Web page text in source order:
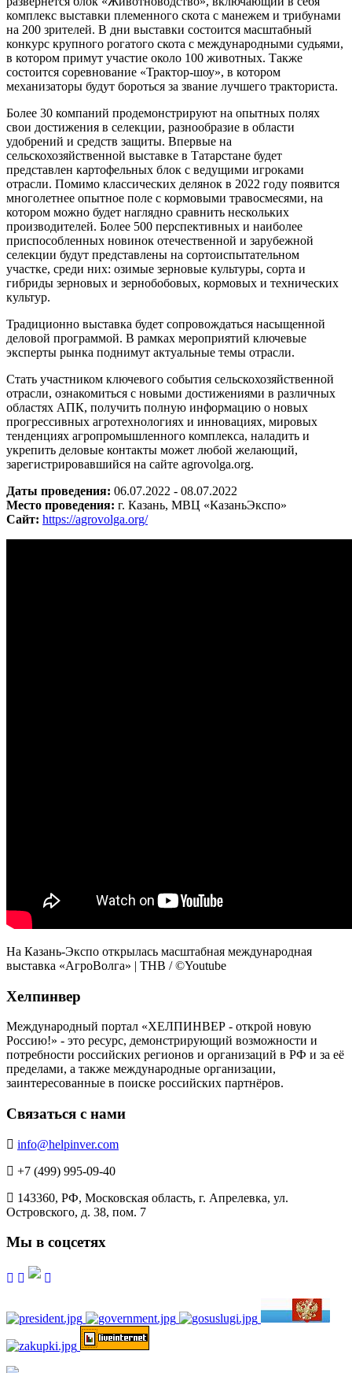
комплекс выставки племенного скота с манежем и трибунами
на 200 зрителей. В дни выставки состоится масштабный
конкурс крупного рогатого скота с международными судьями,
в котором примут участие около 100 животных. Также
состоится соревнование «Трактор-шоу», в котором
механизаторы будут бороться за звание лучшего тракториста.
Более 30 компаний продемонстрируют на опытных полях
свои достижения в селекции, разнообразие в области
удобрений и средств защиты. Впервые на
сельскохозяйственной выставке в Татарстане будет
представлен картофельных блок с ведущими игроками
отрасли. Помимо классических делянок в 2022 году появится
многолетнее опытное поле с кормовыми травосмесями, на
котором можно будет наглядно сравнить нескольких
производителей. Более 500 перспективных и наиболее
приспособленных новинок отечественной и зарубежной
селекции будут представлены на сортоиспытательном
участке, среди них: озимые зерновые культуры, сорта и
гибриды зерновых и зернобобовых, кормовых и технических
культур.
Традиционно выставка будет сопровождаться насыщенной
деловой программой. В рамках мероприятий ключевые
эксперты рынка поднимут актуальные темы отрасли.
Стать участником ключевого события сельскохозяйственной
отрасли, ознакомиться с новыми достижениями в различных
областях АПК, получить полную информацию о новых
прогрессивных агротехнологиях и инновациях, мировых
тенденциях агропромышленного комплекса, наладить и
укрепить деловые контакты может любой желающий,
зарегистрировавшийся на сайте agrovolga.org.
Даты проведения: 06.07.2022 - 08.07.2022
Место проведения: г. Казань, МВЦ «КазаньЭкспо»
Сайт: https://agrovolga.org/
На Казань-Экспо открылась масштабная международная
выставка «АгроВолга» | ТНВ / ©Youtube
Хелпинвер
Международный портал «ХЕЛПИНВЕР - открой новую
Россию!» - это ресурс, демонстрирующий возможности и
потребности российских регионов и организаций в РФ и за её
пределами, а также международные организации,
заинтересованные в поиске российских партнёров.
Связаться с нами
info@helpinver.com
+7 (499) 995-09-40
143360, РФ, Московская область, г. Апрелевка, ул.
Островского, д. 38, пом. 7
Мы в соцсетях